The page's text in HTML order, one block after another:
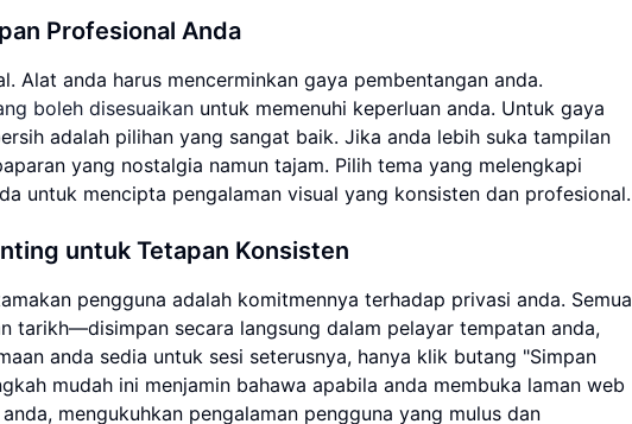
Profesional Anda
Alat anda harus mencerminkan gaya pembentangan anda.
boleh disesuaikan untuk memenuhi keperluan anda. Untuk gaya
adalah pilihan yang sangat baik. Jika anda lebih suka tampilan
yang nostalgia namun tajam. Pilih tema yang melengkapi
untuk mencipta pengalaman visual yang konsisten dan profesional.
untuk Tetapan Konsisten
pengguna adalah komitmennya terhadap privasi anda. Semua
tarikh—disimpan secara langsung dalam pelayar tempatan anda,
anda sedia untuk sesi seterusnya, hanya klik butang "Simpan
mudah ini menjamin bahawa apabila anda membuka laman web
mengukuhkan pengalaman pengguna yang mulus dan